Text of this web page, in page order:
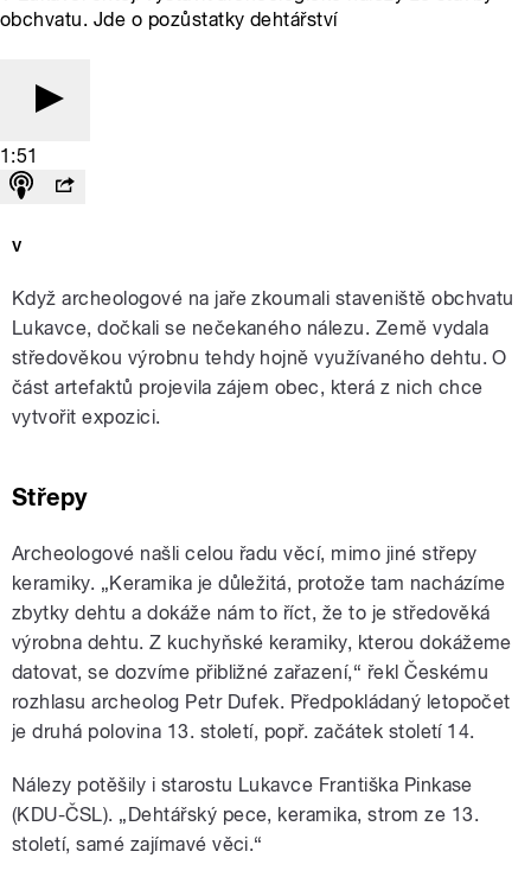
obchvatu. Jde o pozůstatky dehtářství
1:51
v
Když archeologové na jaře zkoumali staveniště obchvatu
Lukavce, dočkali se nečekaného nálezu. Země vydala
středověkou výrobnu tehdy hojně využívaného dehtu. O
část artefaktů projevila zájem obec, která z nich chce
vytvořit expozici.
Střepy
Archeologové našli celou řadu věcí, mimo jiné střepy
keramiky. „Keramika je důležitá, protože tam nacházíme
zbytky dehtu a dokáže nám to říct, že to je středověká
výrobna dehtu. Z kuchyňské keramiky, kterou dokážeme
datovat, se dozvíme přibližné zařazení,“ řekl Českému
rozhlasu archeolog Petr Dufek. Předpokládaný letopočet
je druhá polovina 13. století, popř. začátek století 14.
Nálezy potěšily i starostu Lukavce Františka Pinkase
(KDU-ČSL). „Dehtářský pece, keramika, strom ze 13.
století, samé zajímavé věci.“